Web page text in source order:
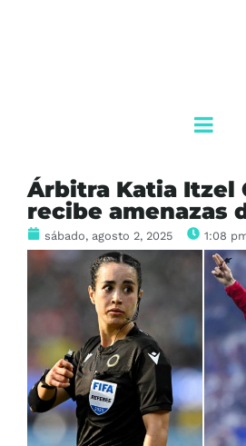
Árbitra Katia Itzel
recibe amenazas
sábado, agosto 2, 2025 1:08